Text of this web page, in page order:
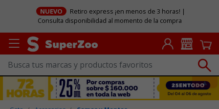
NUEVO
Retiro express ¡en menos de 3 horas! |
Consulta disponibilidad al momento de la compra